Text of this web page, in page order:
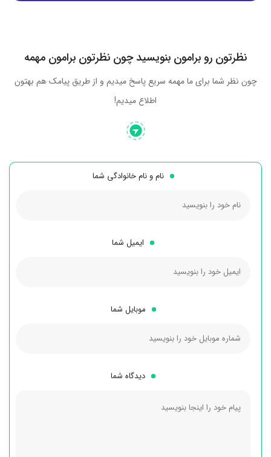
نظرتون رو برامون بنویسید چون نظرتون برامون مهمه
چون نظر شما برای ما مهمه سریع پاسخ میدیم و از طریق پیامک هم بهتون
اطلاع میدیم!
نام و نام خانوادگی شما
ایمیل شما
موبایل شما
دیدگاه شما